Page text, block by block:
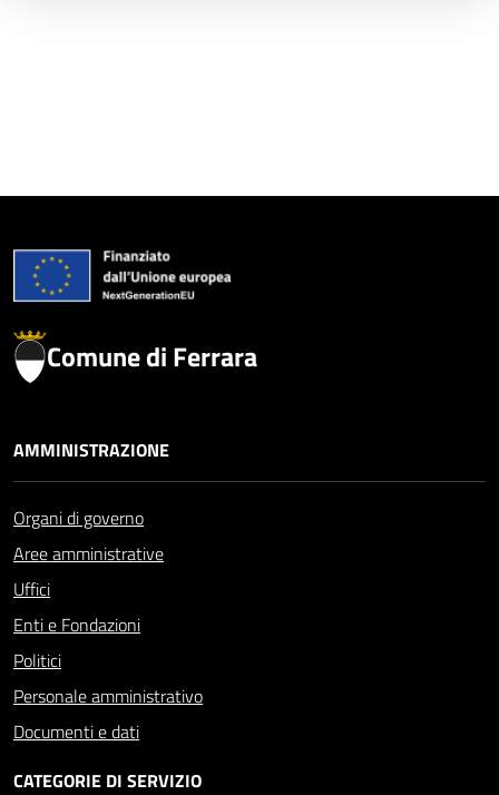
Comune di Ferrara
AMMINISTRAZIONE
Organi di governo
Aree amministrative
Uffici
Enti e Fondazioni
Politici
Personale amministrativo
Documenti e dati
CATEGORIE DI SERVIZIO